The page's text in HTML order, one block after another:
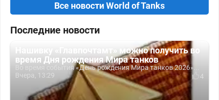
Все новости World of Tanks
Последние новости
Нашивку «Главпочтамт» можно получить во
время Дня рождения Мира танков
Во время события «День рождения Мира танков 2026»...
Вчера, 13:29
4